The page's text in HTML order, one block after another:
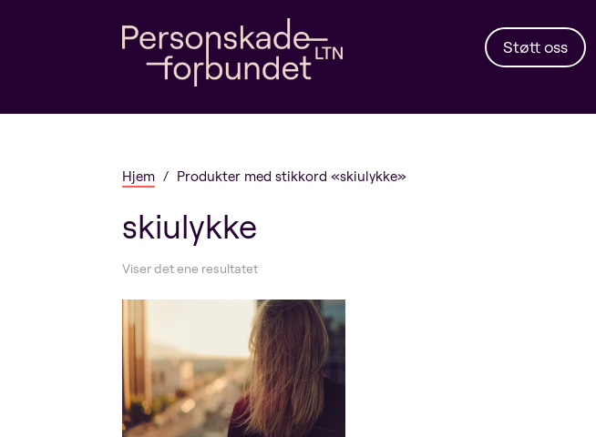
Støtt oss
Hjem / Produkter med stikkord «skiulykke»
skiulykke
Viser det ene resultatet